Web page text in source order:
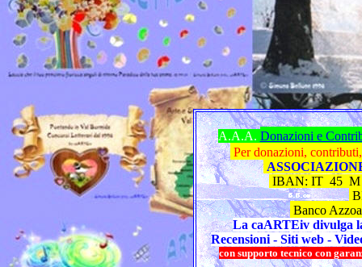
A.A.A. Donazioni e
Per donazioni,
IBAN: IT 45 M
Banco
La caARTEiv divulga
Recensioni - Siti web -
con supporto tecnico con